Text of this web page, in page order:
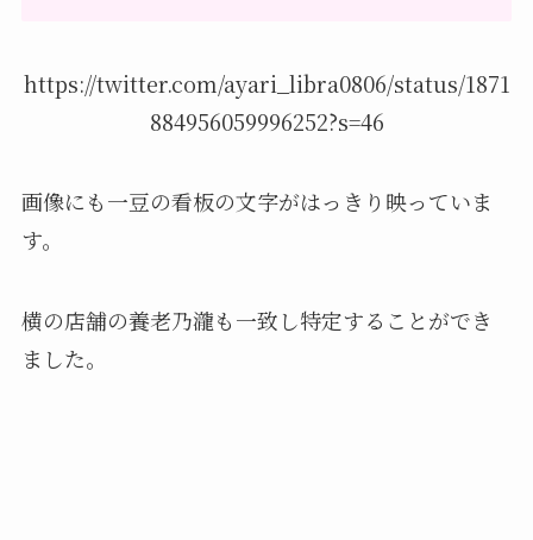
https://twitter.com/ayari_libra0806/status/1871
884956059996252?s=46
画像にも一豆の看板の文字がはっきり映っていま
す。
横の店舗の養老乃瀧も一致し特定することができ
ました。